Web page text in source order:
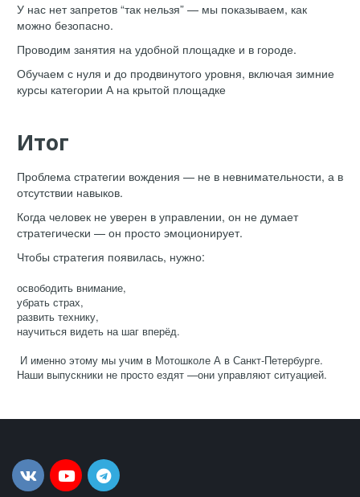
У нас нет запретов “так нельзя” — мы показываем, как
можно безопасно.
Проводим занятия на удобной площадке и в городе.
Обучаем с нуля и до продвинутого уровня, включая зимние
курсы категории А на крытой площадке
Итог
Проблема стратегии вождения — не в невнимательности, а в
отсутствии навыков.
Когда человек не уверен в управлении, он не думает
стратегически — он просто эмоционирует.
Чтобы стратегия появилась, нужно:
освободить внимание,
убрать страх,
развить технику,
научиться видеть на шаг вперёд.
И именно этому мы учим в Мотошколе А в Санкт-Петербурге.
Наши выпускники не просто ездят —они управляют ситуацией.